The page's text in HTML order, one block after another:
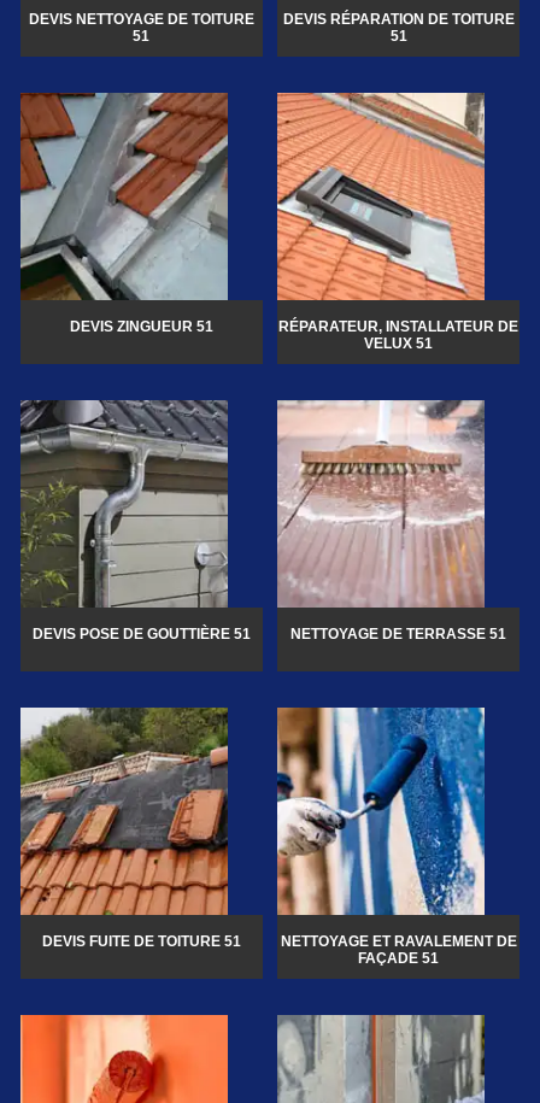
DEVIS NETTOYAGE DE TOITURE
51
DEVIS RÉPARATION DE TOITURE
51
DEVIS ZINGUEUR 51
RÉPARATEUR, INSTALLATEUR DE
VELUX 51
DEVIS POSE DE GOUTTIÈRE 51 NETTOYAGE DE TERRASSE 51
DEVIS FUITE DE TOITURE 51
NETTOYAGE ET RAVALEMENT DE
FAÇADE 51